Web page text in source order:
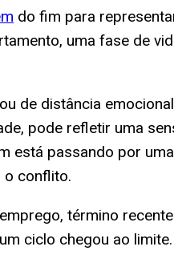
do fim para
uma fase de
de distância
pode refletir uma
está passando por uma
o conflito.
término
ciclo chegou ao limite.